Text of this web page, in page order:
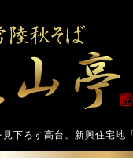
見下ろす高台、新興住宅地